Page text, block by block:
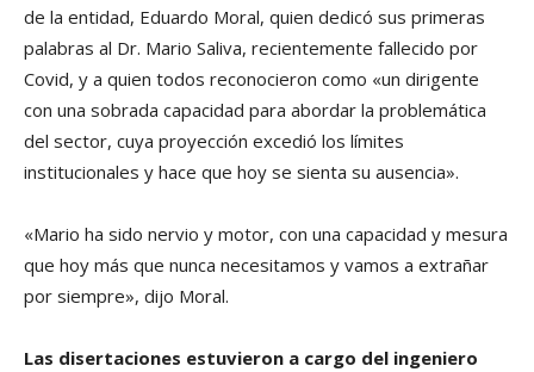
de la entidad, Eduardo Moral, quien dedicó sus primeras
palabras al Dr. Mario Saliva, recientemente fallecido por
Covid, y a quien todos reconocieron como «un dirigente
con una sobrada capacidad para abordar la problemática
del sector, cuya proyección excedió los límites
institucionales y hace que hoy se sienta su ausencia».
«Mario ha sido nervio y motor, con una capacidad y mesura
que hoy más que nunca necesitamos y vamos a extrañar
por siempre», dijo Moral.
Las disertaciones estuvieron a cargo del ingeniero